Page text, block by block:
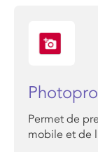
Permet de
mobile et de